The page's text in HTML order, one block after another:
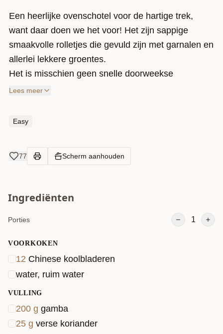
Een heerlijke ovenschotel voor de hartige trek,
want daar doen we het voor! Het zijn sappige
smaakvolle rolletjes die gevuld zijn met garnalen en
allerlei lekkere groentes.
Het is misschien geen snelle doorweekse
avondmaaltijd, maar het is absoluut een comfort
ovenschotel ook ruim van tevoren maken en later
Bewaar het wel afgedekt in de koelkast.
Lees meer
Easy
77 Scherm aanhouden
Ingrediënten
Porties 1
VOORKOKEN
12 Chinese koolbladeren
water, ruim water
VULLING
200 g gamba
25 g verse koriander